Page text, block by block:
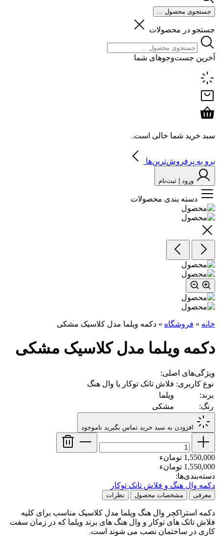
جستجوی محصول ...
جستجو در محصولات
آخرین جست‌وجوهای شما
سبد خرید شما خالی است.
برو به پرفروش‌ترین‌ها
ورود | ثبت‌نام
دسته بندی محصولات
خانه » فروشگاه » دکمه ویلما مدل کلاسیک مشکی
دکمه ویلما مدل کلاسیک مشکی
ویژگی‌های اصلی:
نوع کاربری: فلاش تانک توکار یا وال هنگ
برند:
ویلما
رنگ:
مشکی
افزودن به سبد خرید تماس بگیرید ناموجود
1,550,000 تومانء
1,550,000 تومانء
دسته‌بندی‌ها:
دکمه وال هنگ و فلاش تانک توکار
معرفی مشخصات محصول نظرات
دکمه استراکچر وال هنگ ویلما مدل کلاسیک مناسب برای کلیه
فلاش تانک های توکار و وال هنگ های برند ویلما که در زمان سفت
کاری در ساختمان نصب می شوند است.